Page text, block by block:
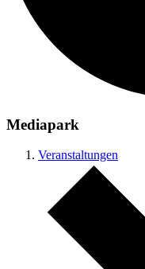
Mediapark
Veranstaltungen